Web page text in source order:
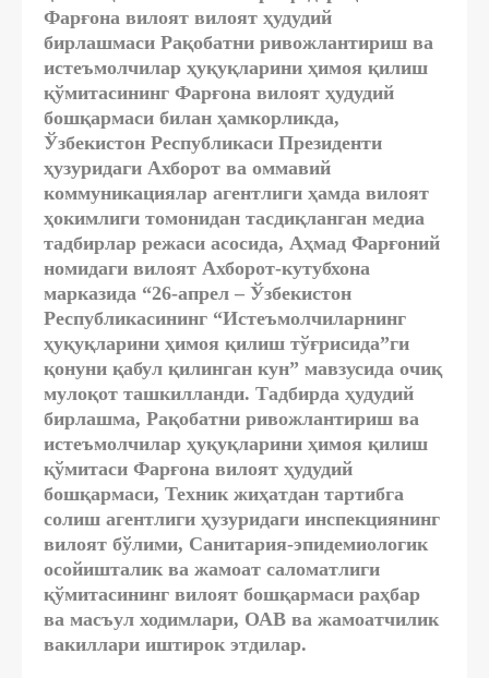
Фарғона вилоят вилоят ҳудудий
бирлашмаси Рақобатни ривожлантириш ва
истеъмолчилар ҳуқуқларини ҳимоя қилиш
қўмитасининг Фарғона вилоят ҳудудий
бошқармаси билан ҳамкорликда,
Ўзбекистон Республикаси Президенти
ҳузуридаги Ахборот ва оммавий
коммуникациялар агентлиги ҳамда вилоят
ҳокимлиги томонидан тасдиқланган медиа
тадбирлар режаси асосида, Аҳмад Фарғоний
номидаги вилоят Ахборот-кутубхона
марказида “26-апрел – Ўзбекистон
Республикасининг “Истеъмолчиларнинг
ҳуқуқларини ҳимоя қилиш тўғрисида”ги
қонуни қабул қилинган кун” мавзусида очиқ
мулоқот ташкилланди. Тадбирда ҳудудий
бирлашма, Рақобатни ривожлантириш ва
истеъмолчилар ҳуқуқларини ҳимоя қилиш
қўмитаси Фарғона вилоят ҳудудий
бошқармаси, Техник жиҳатдан тартибга
солиш агентлиги ҳузуридаги инспекциянинг
вилоят бўлими, Санитария-эпидемиологик
осойишталик ва жамоат саломатлиги
қўмитасининг вилоят бошқармаси раҳбар
ва масъул ходимлари, ОАВ ва жамоатчилик
вакиллари иштирок этдилар.